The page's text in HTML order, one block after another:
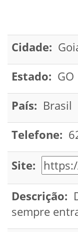
Cidade:
Estado: GO
País: Brasil
Telefone:
Site:
Descrição:
sempre